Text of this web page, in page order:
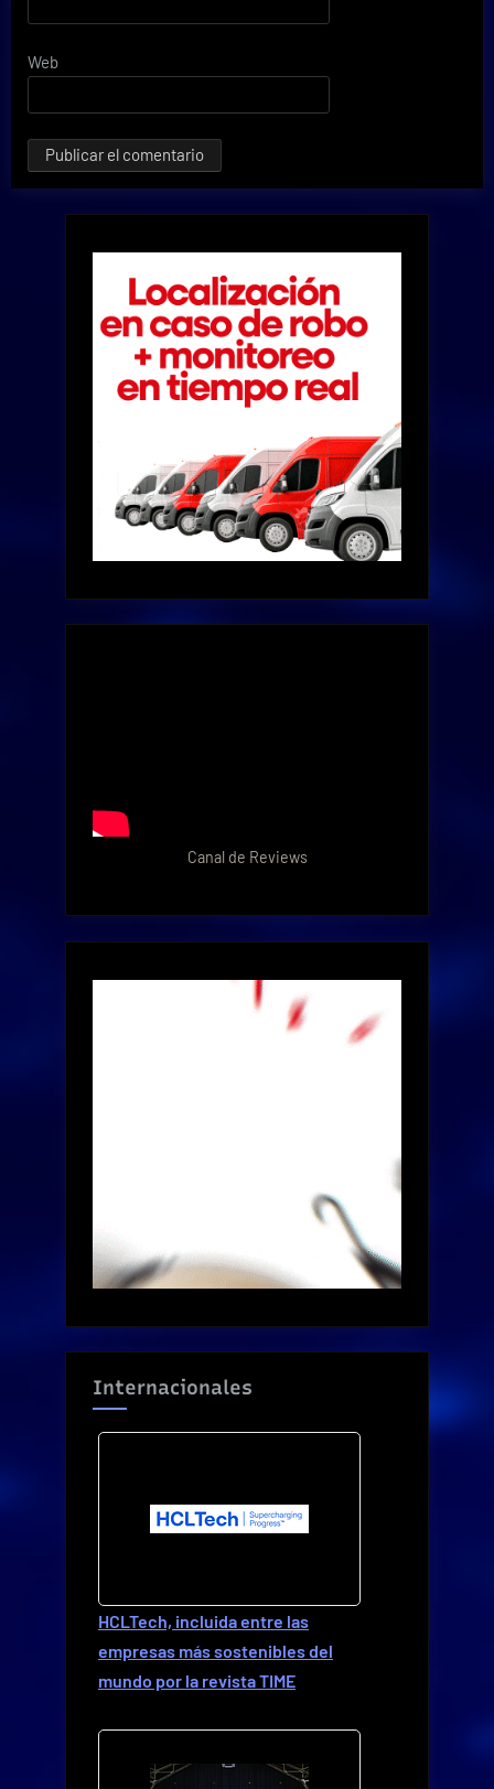
Web
Canal de Reviews
Internacionales
HCLTech, incluida entre las
empresas más sostenibles del
mundo por la revista TIME